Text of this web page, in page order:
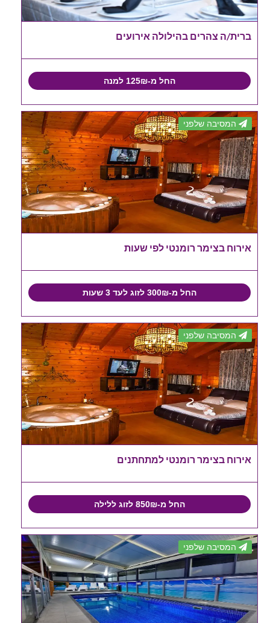
ברית/ה צהרים בהילולה אירועים
החל מ-125₪ למנה
המסיבה שלפני
אירוח בצימר רומנטי לפי שעות
החל מ-300₪ לזוג לעד 3 שעות
המסיבה שלפני
אירוח בצימר רומנטי למתחתנים
החל מ-850₪ לזוג ללילה
המסיבה שלפני